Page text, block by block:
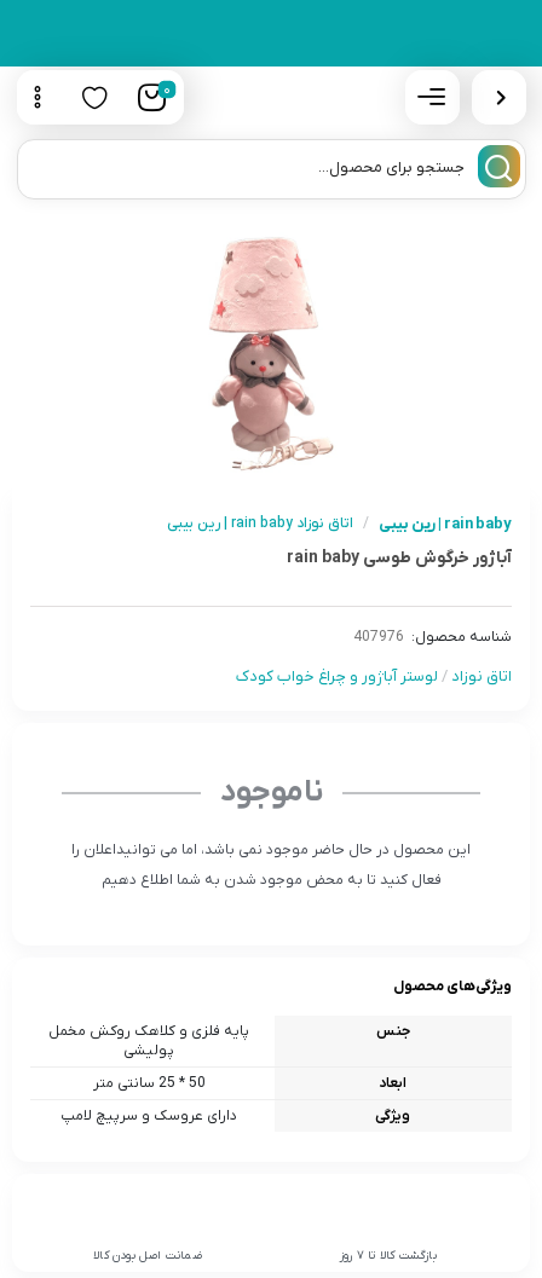
0
rain baby | رین بیبی / اتاق نوزاد rain baby | رین بیبی
آباژور خرگوش طوسی rain baby
شناسه محصول: 407976
اتاق نوزاد / لوستر آباژور و چراغ خواب کودک
ناموجود
این محصول در حال حاضر موجود نمی باشد، اما می توانیداعلان را
فعال کنید تا به محض موجود شدن به شما اطلاع دهیم
ویژگی‌های محصول
جنس
پایه فلزی و کلاهک روکش مخمل
پولیشی
ابعاد
50 * 25 سانتی متر
ویژگی
دارای عروسک و سرپیچ لامپ
بازگشت کالا تا 7 روز ضمانت اصل بودن کالا